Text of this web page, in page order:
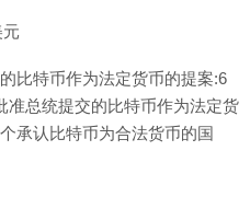
元
比特币作为法定货币的提案:6
准总统提交的比特币作为法定货
承认比特币为合法货币的国